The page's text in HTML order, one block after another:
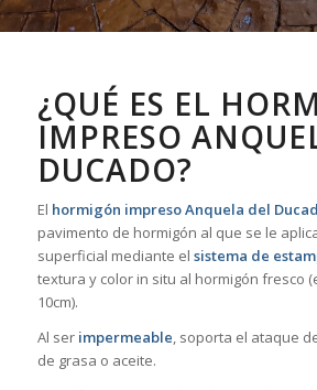
¿QUÉ ES EL
IMPRESO
DUCADO?
El hormigón impreso Anquela del
pavimento de hormigón al que se le
superficial mediante el sistema de
textura y color in situ al hormigón fresco
10cm).
Al ser impermeable, soporta el ataque
de grasa o aceite.